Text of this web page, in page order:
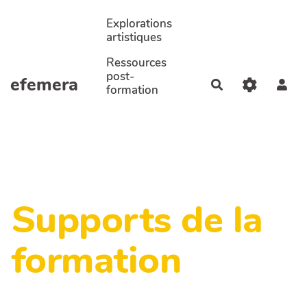
Aller au contenu principal
efemera
Explorations
artistiques
Ressources
post-
formation
Rechercher
Supports de la
formation